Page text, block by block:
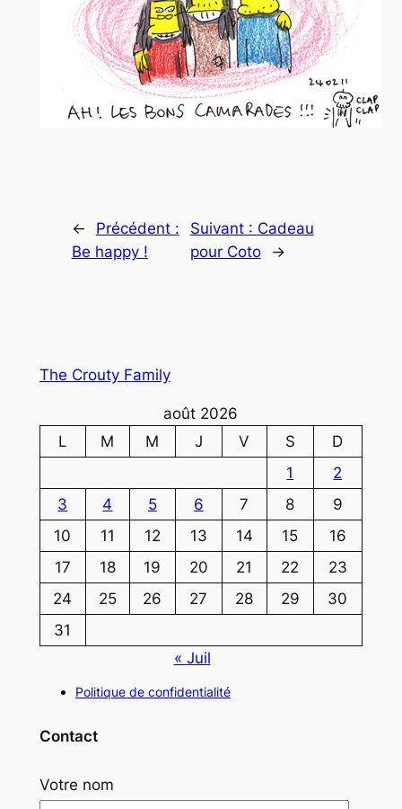
←
Précédent :
Be happy !
Suivant : Cadeau
pour Coto
→
The Crouty Family
août 2026
L
M M J V S
D
1
2
3
4 5 6 7 8
9
10
11 12 13 14 15
16
17
18 19 20 21 22
23
24
25 26 27 28 29
30
31
« Juil
Politique de confidentialité
Contact
Votre nom